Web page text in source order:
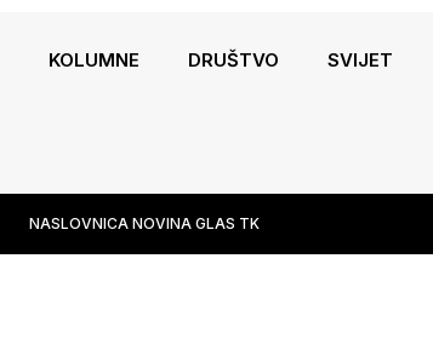
KOLUMNE DRUŠTVO SVIJET
NASLOVNICA NOVINA GLAS TK